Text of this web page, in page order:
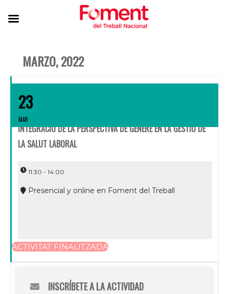
MARZO, 2022
23
MAR
INTEGRACIÓ DE LA PERSPECTIVA DE GÈNERE EN LA GESTIÓ DE
LA SALUT LABORAL
11:30 - 14:00
Presencial y online en Foment del Treball
ACTIVITAT FINALITZADA
INSCRÍBETE A LA ACTIVIDAD